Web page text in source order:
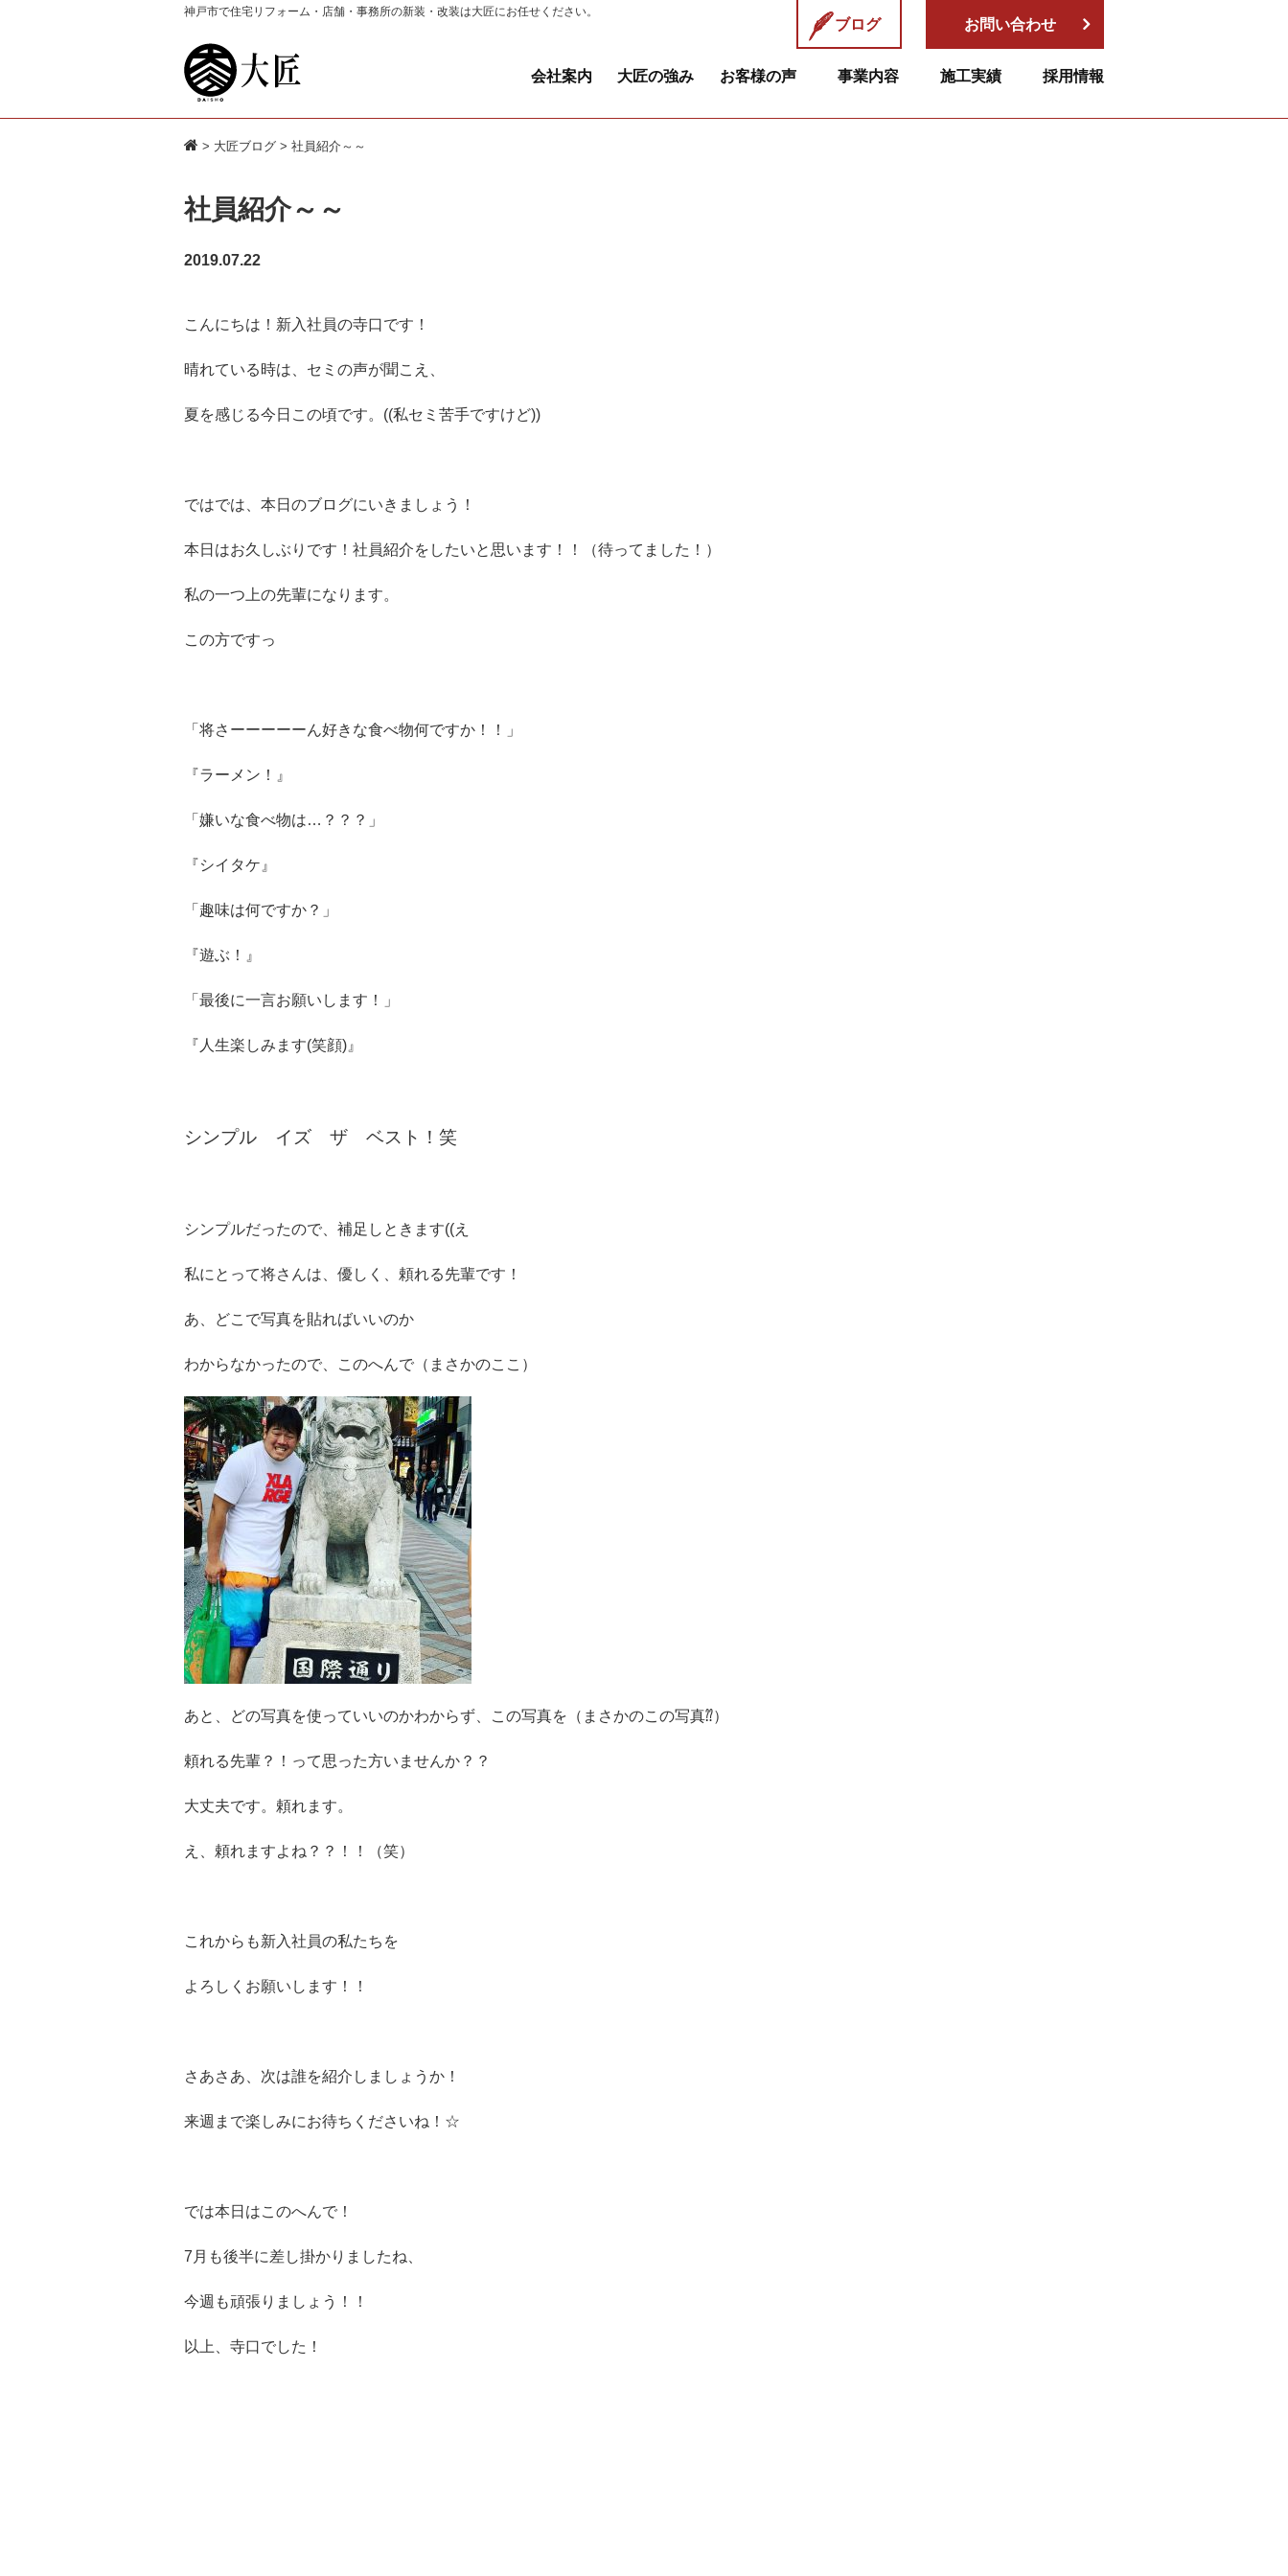
神戸市で住宅リフォーム・店舗・事務所の新装・改装は大匠にお任せください。
お問い合わせ
ブログ
会社案内 大匠の強み お客様の声 事業内容 施工実績 採用情報
> 大匠ブログ > 社員紹介～～
社員紹介～～
2019.07.22
こんにちは！新入社員の寺口です！
晴れている時は、セミの声が聞こえ、
夏を感じる今日この頃です。((私セミ苦手ですけど))
ではでは、本日のブログにいきましょう！
本日はお久しぶりです！社員紹介をしたいと思います！！（待ってました！）
私の一つ上の先輩になります。
この方ですっ
「将さーーーーーん好きな食べ物何ですか！！」
『ラーメン！』
「嫌いな食べ物は…？？？」
『シイタケ』
「趣味は何ですか？」
『遊ぶ！』
「最後に一言お願いします！」
『人生楽しみます(笑顔)』
シンプル イズ ザ ベスト！笑
シンプルだったので、補足しときます((え
私にとって将さんは、優しく、頼れる先輩です！
あ、どこで写真を貼ればいいのか
わからなかったので、このへんで（まさかのここ）
あと、どの写真を使っていいのかわからず、この写真を（まさかのこの写真⁇）
頼れる先輩？！って思った方いませんか？？
大丈夫です。頼れます。
え、頼れますよね？？！！（笑）
これからも新入社員の私たちを
よろしくお願いします！！
さあさあ、次は誰を紹介しましょうか！
来週まで楽しみにお待ちくださいね！☆
では本日はこのへんで！
7月も後半に差し掛かりましたね、
今週も頑張りましょう！！
以上、寺口でした！